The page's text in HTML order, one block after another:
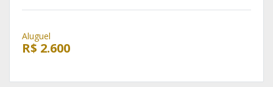
Aluguel
R$ 2.600